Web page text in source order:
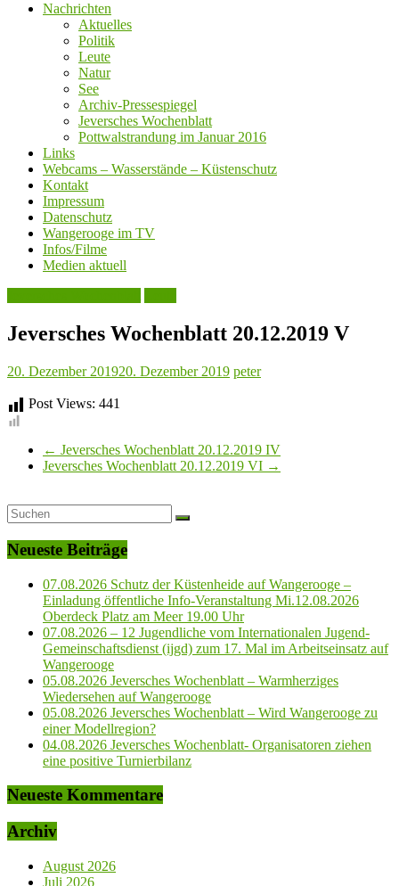
Nachrichten
Aktuelles
Politik
Leute
Natur
See
Archiv-Pressespiegel
Jeversches Wochenblatt
Pottwalstrandung im Januar 2016
Links
Webcams – Wasserstände – Küstenschutz
Kontakt
Impressum
Datenschutz
Wangerooge im TV
Infos/Filme
Medien aktuell
Jeversches Wochenblatt 20.12.2019 V
20. Dezember 201920. Dezember 2019 peter
Post Views: 441
← Jeversches Wochenblatt 20.12.2019 IV
Jeversches Wochenblatt 20.12.2019 VI →
Neueste Beiträge
07.08.2026 Schutz der Küstenheide auf Wangerooge –
Einladung öffentliche Info-Veranstaltung Mi.12.08.2026
Oberdeck Platz am Meer 19.00 Uhr
07.08.2026 – 12 Jugendliche vom Internationalen Jugend-
Gemeinschaftsdienst (ijgd) zum 17. Mal im Arbeitseinsatz auf
Wangerooge
05.08.2026 Jeversches Wochenblatt – Warmherziges
Wiedersehen auf Wangerooge
05.08.2026 Jeversches Wochenblatt – Wird Wangerooge zu
einer Modellregion?
04.08.2026 Jeversches Wochenblatt- Organisatoren ziehen
eine positive Turnierbilanz
Neueste Kommentare
Archiv
August 2026
Juli 2026